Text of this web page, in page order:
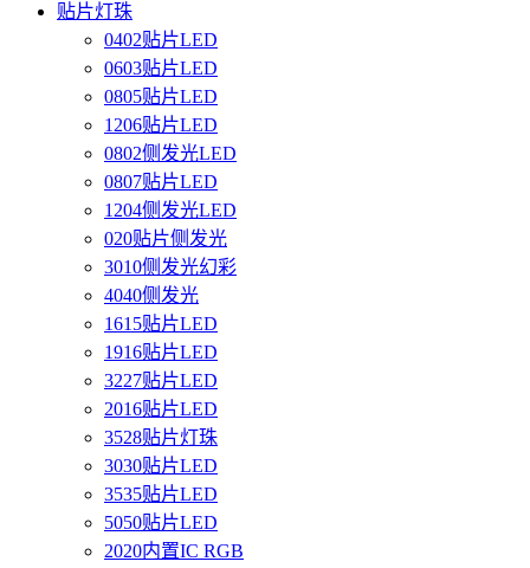
贴片灯珠
0402贴片LED
0603贴片LED
0805贴片LED
1206贴片LED
0802侧发光LED
0807贴片LED
1204侧发光LED
020贴片侧发光
3010侧发光幻彩
4040侧发光
1615贴片LED
1916贴片LED
3227贴片LED
2016贴片LED
3528贴片灯珠
3030贴片LED
3535贴片LED
5050贴片LED
2020内置IC RGB